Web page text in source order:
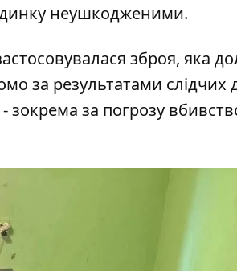
неушкодженими.
зброя, яка
за результатами слідчих
зокрема за погрозу